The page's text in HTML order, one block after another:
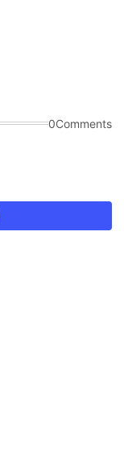
0Comments